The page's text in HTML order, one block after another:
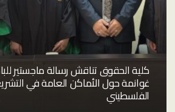
كلية الحقوق تناقش رسالة ماجستير
غوانمة حول الأماكن العامة في
الفلسطيني